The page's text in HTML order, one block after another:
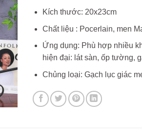
Kích thước: 20x23cm
Chất liệu : Pocerlain, men
Ứng dụng: Phù hợp nhiều
hiện đại: lát sàn, ốp tường,
Chủng loại: Gạch lục giác